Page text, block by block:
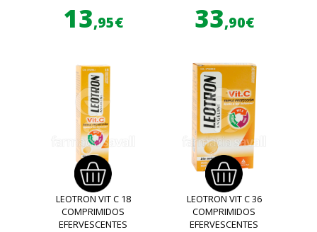
13,95€ 33,90€
LEOTRON VIT C 18
COMPRIMIDOS
EFERVESCENTES
LEOTRON VIT C 36
COMPRIMIDOS
EFERVESCENTES